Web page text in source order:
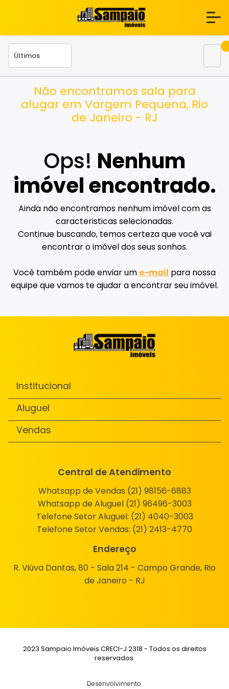
Não encontramos sala para
alugar em Vargem Pequena, Rio
de Janeiro - RJ
Ops! Nenhum
imóvel encontrado.
Ainda não encontramos nenhum imóvel com as
caracteristicas selecionadas.
Continue buscando, temos certeza que você vai
encontrar o imóvel dos seus sonhos.
Você também pode enviar um e-mail para nossa
equipe que vamos te ajudar a encontrar seu imóvel.
Institucional
Aluguel
Vendas
Central de Atendimento
Whatsapp de Vendas (21) 98156-6883
Whatsapp de Aluguel (21) 96496-3003
Telefone Setor Aluguel: (21) 4040-3003
Telefone Setor Vendas: (21) 2413-4770
Endereço
R. Viúva Dantas, 80 - Sala 214 - Campo Grande, Rio
de Janeiro - RJ
2023 Sampaio Imóveis CRECI-J 2318 - Todos os direitos
reservados.
Desenvolvimento: